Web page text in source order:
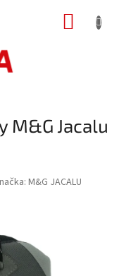
M&G Jacalu
M&G JACALU